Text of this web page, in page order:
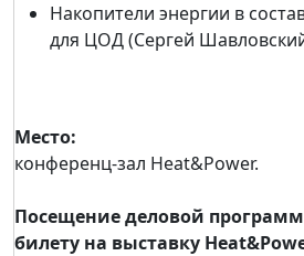
Накопители энергии в
для ЦОД (Сергей
Место:
конференц-зал Heat&Power.
Посещение деловой
билету на выставку